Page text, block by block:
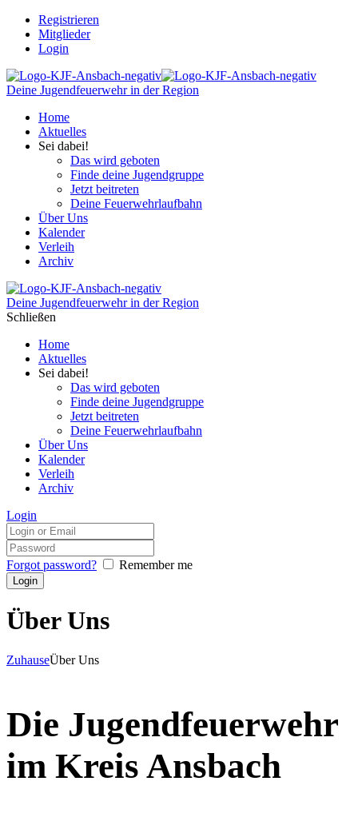
Registrieren
Mitglieder
Login
Deine Jugendfeuerwehr in der Region
Home
Aktuelles
Sei dabei!
Das wird geboten
Finde deine Jugendgruppe
Jetzt beitreten
Deine Feuerwehrlaufbahn
Über Uns
Kalender
Verleih
Archiv
Deine Jugendfeuerwehr in der Region
Schließen
Home
Aktuelles
Sei dabei!
Das wird geboten
Finde deine Jugendgruppe
Jetzt beitreten
Deine Feuerwehrlaufbahn
Über Uns
Kalender
Verleih
Archiv
Login
Forgot password? Remember me
Über Uns
ZuhauseÜber Uns
Die Jugendfeuerwehr
im Kreis Ansbach